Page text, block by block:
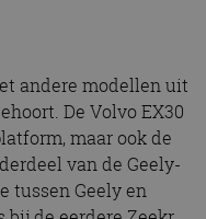
andere modellen uit
De Volvo EX30
maar ook de
van de Geely-
tussen Geely en